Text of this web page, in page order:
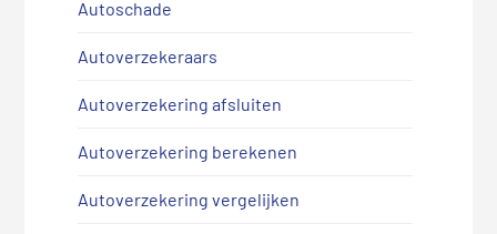
Autoschade
Autoverzekeraars
Autoverzekering afsluiten
Autoverzekering berekenen
Autoverzekering vergelijken